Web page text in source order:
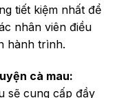
tiết kiệm nhất để
nhân viên điều
hành trình.
cà mau:
sẽ cung cấp đầy